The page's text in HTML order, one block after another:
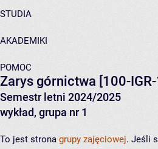
STUDIA
AKADEMIKI
POMOC
Zarys górnictwa [100-
Semestr letni 2024/2025
wykład, grupa nr 1
To jest strona grupy zajęciowej. Jeśli